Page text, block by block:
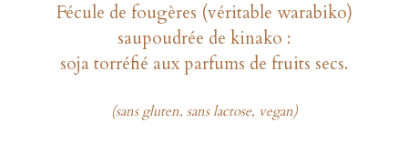
Fécule de fougères (véritable warabiko)
saupoudrée de kinako :
soja torréfié aux parfums de fruits secs.
(sans gluten, sans lactose, vegan)